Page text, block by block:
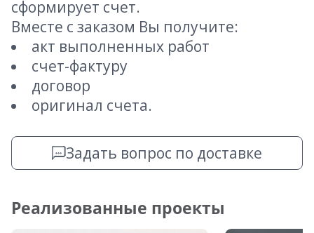
сформирует счет.
Вместе с заказом Вы получите:
акт выполненных работ
счет-фактуру
договор
оригинал счета.
Задать вопрос по доставке
Реализованные проекты